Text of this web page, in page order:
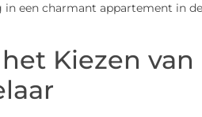
in een charmant appartement in de
Kiezen van